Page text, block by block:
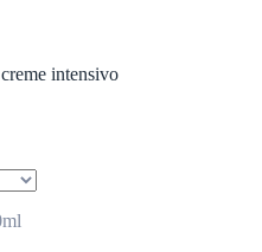
creme intensivo